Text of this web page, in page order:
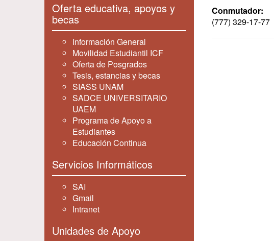
Oferta educativa, apoyos y
becas
Información General
Movilidad Estudiantil ICF
Oferta de Posgrados
Tesis, estancias y becas
SIASS UNAM
SADCE UNIVERSITARIO
UAEM
Programa de Apoyo a
Estudiantes
Educación Continua
Servicios Informáticos
SAI
Gmail
Intranet
Unidades de Apoyo
Conmutador:
(777) 329-17-77